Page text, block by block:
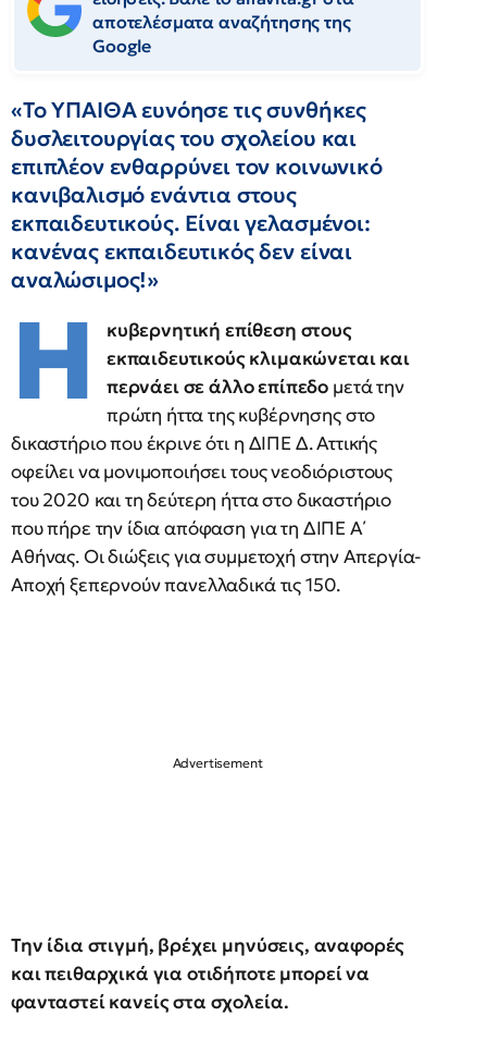
αποτελέσματα αναζήτησης της
Google
«Το ΥΠΑΙΘΑ ευνόησε τις συνθήκες
δυσλειτουργίας του σχολείου και
επιπλέον ενθαρρύνει τον κοινωνικό
κανιβαλισμό ενάντια στους
εκπαιδευτικούς. Είναι γελασμένοι:
κανένας εκπαιδευτικός δεν είναι
αναλώσιμος!»
Η
κυβερνητική επίθεση στους
εκπαιδευτικούς κλιμακώνεται και
περνάει σε άλλο επίπεδο μετά την
πρώτη ήττα της κυβέρνησης στο
δικαστήριο που έκρινε ότι η ΔΙΠΕ Δ. Αττικής
οφείλει να μονιμοποιήσει τους νεοδιόριστους
του 2020 και τη δεύτερη ήττα στο δικαστήριο
που πήρε την ίδια απόφαση για τη ΔΙΠΕ Α΄
Αθήνας. Οι διώξεις για συμμετοχή στην Απεργία-
Αποχή ξεπερνούν πανελλαδικά τις 150.
Την ίδια στιγμή, βρέχει μηνύσεις, αναφορές
και πειθαρχικά για οτιδήποτε μπορεί να
φανταστεί κανείς στα σχολεία.